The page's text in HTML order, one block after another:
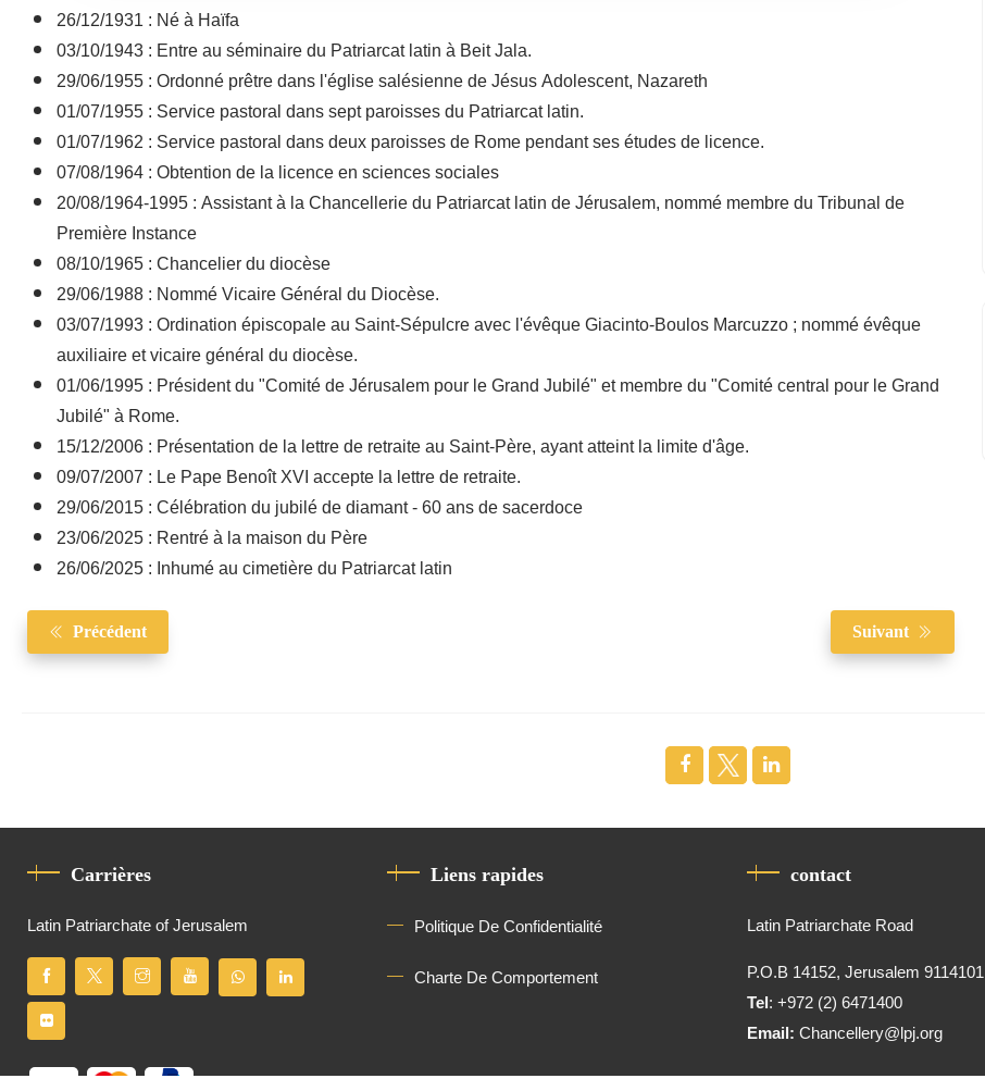
26/12/1931 : Né à Haïfa
03/10/1943 : Entre au séminaire du Patriarcat latin à Beit Jala.
29/06/1955 : Ordonné prêtre dans l'église salésienne de Jésus Adolescent, Nazareth
01/07/1955 : Service pastoral dans sept paroisses du Patriarcat latin.
01/07/1962 : Service pastoral dans deux paroisses de Rome pendant ses études de licence.
07/08/1964 : Obtention de la licence en sciences sociales
20/08/1964-1995 : Assistant à la Chancellerie du Patriarcat latin de Jérusalem, nommé membre du Tribunal de
Première Instance
08/10/1965 : Chancelier du diocèse
29/06/1988 : Nommé Vicaire Général du Diocèse.
03/07/1993 : Ordination épiscopale au Saint-Sépulcre avec l'évêque Giacinto-Boulos Marcuzzo ; nommé évêque
auxiliaire et vicaire général du diocèse.
01/06/1995 : Président du "Comité de Jérusalem pour le Grand Jubilé" et membre du "Comité central pour le Grand
Jubilé" à Rome.
15/12/2006 : Présentation de la lettre de retraite au Saint-Père, ayant atteint la limite d'âge.
09/07/2007 : Le Pape Benoît XVI accepte la lettre de retraite.
29/06/2015 : Célébration du jubilé de diamant - 60 ans de sacerdoce
23/06/2025 : Rentré à la maison du Père
26/06/2025 : Inhumé au cimetière du Patriarcat latin
Précédent Suivant
Carrières
Latin Patriarchate of Jerusalem
Liens rapides
Politique De Confidentialité
Charte De Comportement
contact
Latin Patriarchate Road
P.O.B 14152, Jerusalem 9114101
Tel: +972 (2) 6471400
Email:Chancellery@lpj.org